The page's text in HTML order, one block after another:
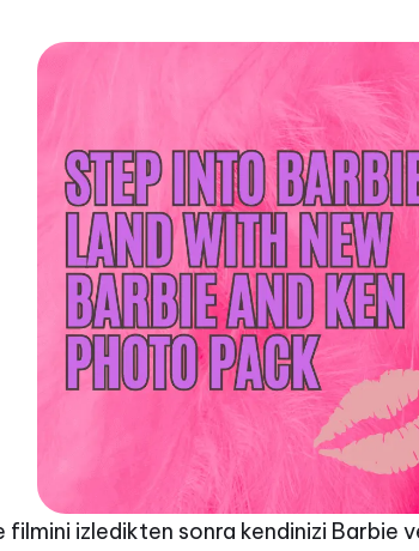
filmini izledikten sonra kendinizi Barbie